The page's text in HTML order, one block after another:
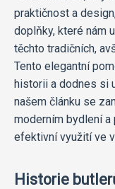
praktičnost a
doplňky, které nám
těchto tradičních,
Tento elegantní
historii a dodnes si
našem článku se
moderním bydlení
efektivní využití ve
Historie